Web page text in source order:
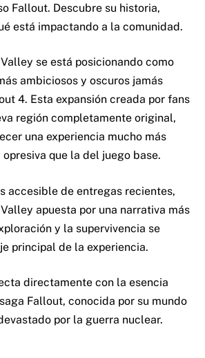
Fallout. Descubre su historia,
está impactando a la comunidad.
se está posicionando como
ambiciosos y oscuros jamás
4. Esta expansión creada por fans
región completamente original,
una experiencia mucho más
que la del juego base.
accesible de entregas recientes,
apuesta por una narrativa más
y la supervivencia se
principal de la experiencia.
directamente con la esencia
Fallout, conocida por su mundo
por la guerra nuclear.